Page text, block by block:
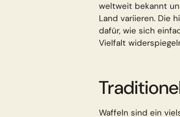
weltweit bekannt
Land variieren. Die
dafür, wie sich
Vielfalt
Waffeln sind ein